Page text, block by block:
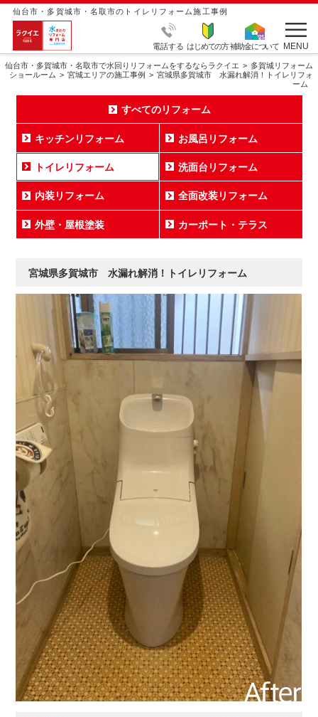
仙台市・多賀城市・名取市のトイレリフォーム施工事例
電話する はじめての方補助金について MENU
仙台市・多賀城市・名取市で水回りリフォームをするならラクイエ
多賀城リフォーム
ショールーム
宮城エリアの施工事例
宮城県多賀城市 水漏れ解消！トイレリフォ
ーム
すべてのリフォーム
キッチンリフォーム お風呂リフォーム
トイレリフォーム 洗面台リフォーム
内装リフォーム 全面改装リフォーム
外壁・屋根塗装 カーポート・テラス
宮城県多賀城市 水漏れ解消！トイレリフォーム